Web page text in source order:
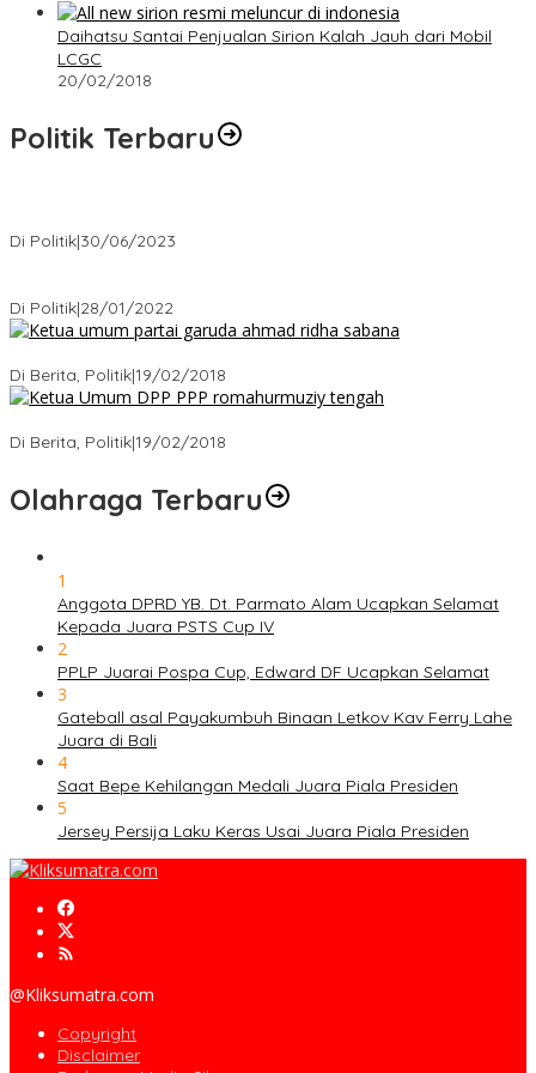
Daihatsu Santai Penjualan Sirion Kalah Jauh dari Mobil
LCGC
20/02/2018
Politik Terbaru
Di Politik|30/06/2023
Di Politik|28/01/2022
Di Berita, Politik|19/02/2018
Di Berita, Politik|19/02/2018
Olahraga Terbaru
1
Anggota DPRD YB. Dt. Parmato Alam Ucapkan Selamat
Kepada Juara PSTS Cup IV
2
PPLP Juarai Pospa Cup, Edward DF Ucapkan Selamat
3
Gateball asal Payakumbuh Binaan Letkov Kav Ferry Lahe
Juara di Bali
4
Saat Bepe Kehilangan Medali Juara Piala Presiden
5
Jersey Persija Laku Keras Usai Juara Piala Presiden
@Kliksumatra.com
Copyright
Disclaimer